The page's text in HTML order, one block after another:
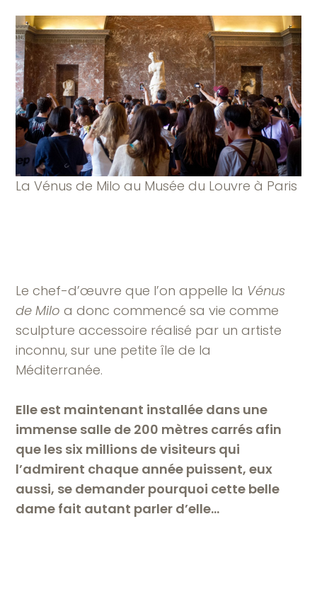
La Vénus de Milo au Musée du Louvre à Paris
Le chef-d’œuvre que l’on appelle la Vénus
de Milo a donc commencé sa vie comme
sculpture accessoire réalisé par un artiste
inconnu, sur une petite île de la
Méditerranée.
Elle est maintenant installée dans une
immense salle de 200 mètres carrés afin
que les six millions de visiteurs qui
l’admirent chaque année puissent, eux
aussi, se demander pourquoi cette belle
dame fait autant parler d’elle…